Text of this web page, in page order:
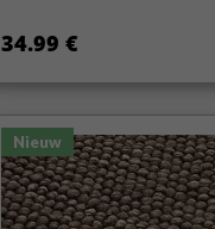
34.99 €
Nieuw